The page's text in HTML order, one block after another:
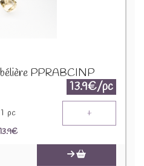
PPRABCINP
13.9€/pc
1 pc +
13.9€